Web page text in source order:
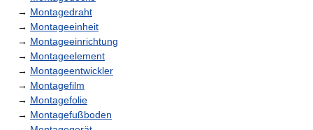
→ Montagedraht
→ Montageeinheit
→ Montageeinrichtung
→ Montageelement
→ Montageentwickler
→ Montagefilm
→ Montagefolie
→ Montagefußboden